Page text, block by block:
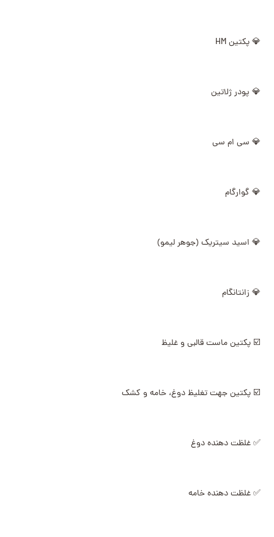
💎 پکتین HM
💎 پودر ژلاتین
💎 سی ام سی
💎 گوارگام
💎 اسید سیتریک (جوهر لیمو)
💎 زانتانگام
☑️ پکتین ماست قالبی و غلیظ
☑️ پکتین جهت تغلیظ دوغ، خامه و کشک
✅ غلظت دهنده دوغ
✅ غلظت دهنده خامه